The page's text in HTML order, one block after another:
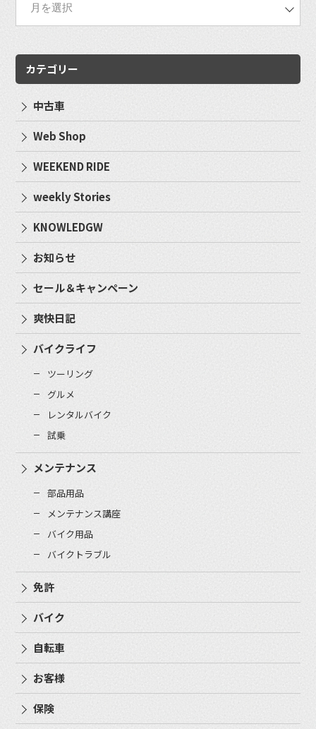
カテゴリー
中古車
Web Shop
WEEKEND RIDE
weekly Stories
KNOWLEDGW
お知らせ
セール＆キャンペーン
爽快日記
バイクライフ
ツーリング
グルメ
レンタルバイク
試乗
メンテナンス
部品用品
メンテナンス講座
バイク用品
バイクトラブル
免許
バイク
自転車
お客様
保険